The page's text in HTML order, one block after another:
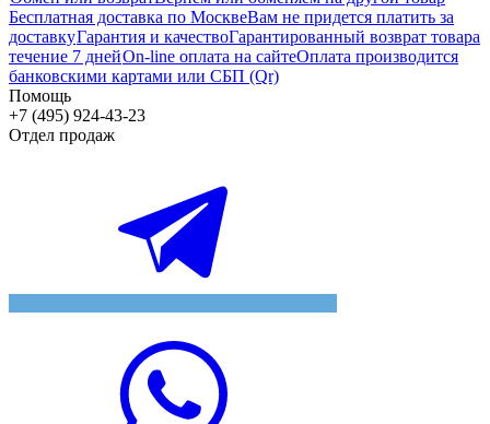
Бесплатная доставка по МосквеВам не придется платить за
доставкуГарантия и качествоГарантированный возврат товара
течение 7 днейOn-line оплата на сайтеОплата производится
банковскими картами или СБП (Qr)
Помощь
+7 (495) 924-43-23
Отдел продаж